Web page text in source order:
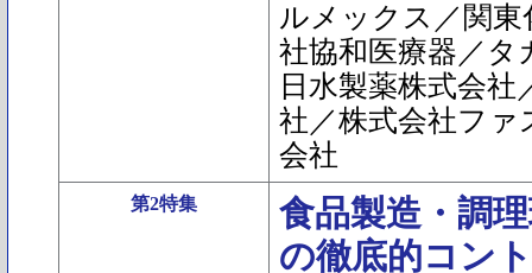
ルメックス／関東
社協和医療器／タ
日水製薬株式会社
社／株式会社フ
会社
第2特集
食品製造・調
の徹底的コン